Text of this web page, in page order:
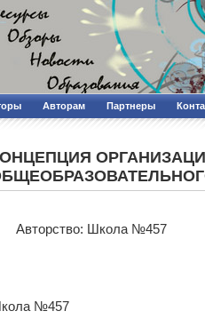
Авторам Партнеры
Авторcтво: Школа №457
№457